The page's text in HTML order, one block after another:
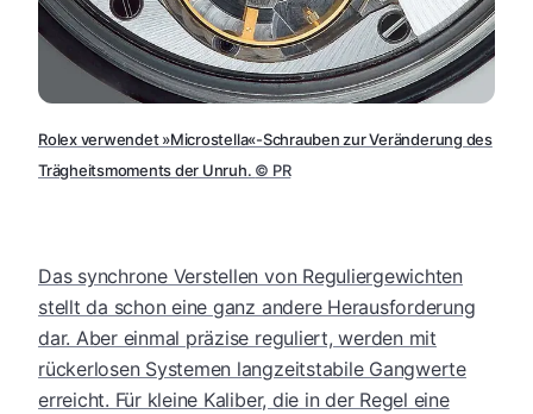
Rolex verwendet »Microstella«-Schrauben zur Veränderung des
Trägheitsmoments der Unruh. © PR
Das synchrone Verstellen von Reguliergewichten
stellt da schon eine ganz andere Herausforderung
dar. Aber einmal präzise reguliert, werden mit
rückerlosen Systemen langzeitstabile Gangwerte
erreicht. Für kleine Kaliber, die in der Regel eine